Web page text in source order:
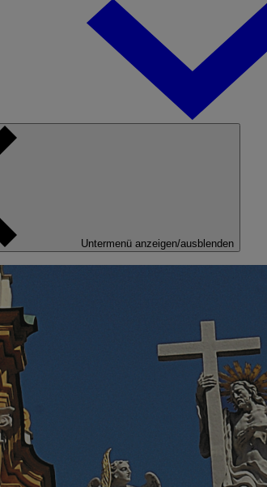
Untermenü anzeigen/ausblenden